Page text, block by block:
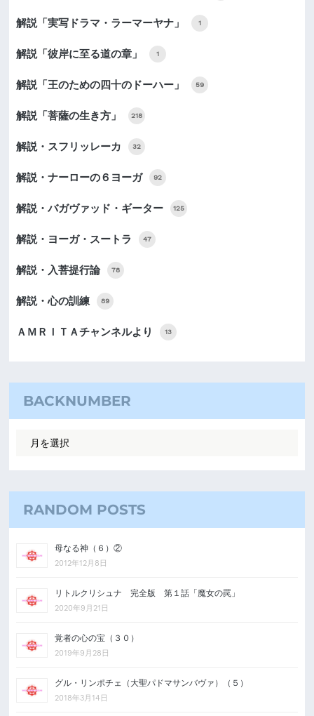
解説「実写ドラマ・ラーマーヤナ」 1
解説「彼岸に至る道の章」 1
解説「王のための四十のドーハー」 59
解説「菩薩の生き方」 218
解説・スフリッレーカ 32
解説・ナーローの６ヨーガ 92
解説・バガヴァッド・ギーター 125
解説・ヨーガ・スートラ 47
解説・入菩提行論 78
解説・心の訓練 89
ＡＭＲＩＴＡチャンネルより 13
BACKNUMBER
RANDOM POSTS
母なる神（６）②
2012年12月8日
リトルクリシュナ 完全版 第１話「魔女の罠」
2020年9月21日
覚者の心の宝（３０）
2019年9月28日
グル・リンポチェ（大聖パドマサンバヴァ）（５）
2018年3月14日